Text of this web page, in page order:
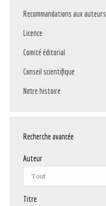
Recommandations aux auteurs
Licence
Comité éditorial
Conseil scientifique
Notre histoire
Recherche avancée
Auteur
Titre